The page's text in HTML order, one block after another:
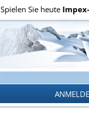
Spielen Sie heute